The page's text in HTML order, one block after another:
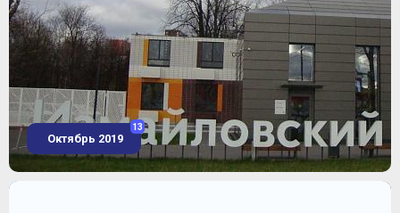
Октябрь 2019
13